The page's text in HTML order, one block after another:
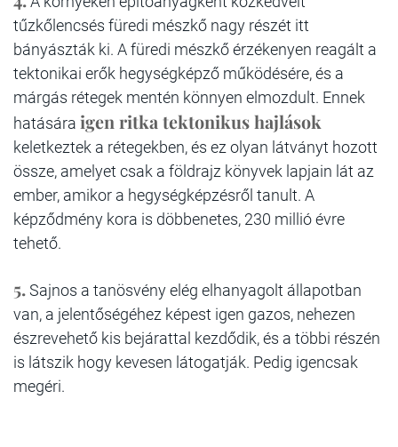
tűzkőlencsés füredi mészkő nagy részét itt
bányászták ki. A füredi mészkő érzékenyen reagált a
tektonikai erők hegységképző működésére, és a
márgás rétegek mentén könnyen elmozdult. Ennek
hatására igen ritka tektonikus hajlások
keletkeztek a rétegekben, és ez olyan látványt hozott
össze, amelyet csak a földrajz könyvek lapjain lát az
ember, amikor a hegységképzésről tanult. A
képződmény kora is döbbenetes, 230 millió évre
tehető.
5.Sajnos a tanösvény elég elhanyagolt állapotban
van, a jelentőségéhez képest igen gazos, nehezen
észrevehető kis bejárattal kezdődik, és a többi részén
is látszik hogy kevesen látogatják. Pedig igencsak
megéri.